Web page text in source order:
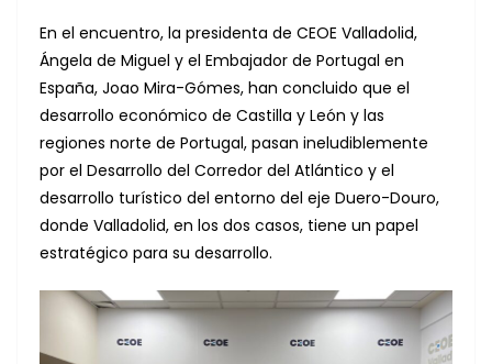
En el encuentro, la presidenta de CEOE Valladolid,
Ángela de Miguel y el Embajador de Portugal en
España, Joao Mira-Gómes, han concluido que el
desarrollo económico de Castilla y León y las
regiones norte de Portugal, pasan ineludiblemente
por el Desarrollo del Corredor del Atlántico y el
desarrollo turístico del entorno del eje Duero-Douro,
donde Valladolid, en los dos casos, tiene un papel
estratégico para su desarrollo.